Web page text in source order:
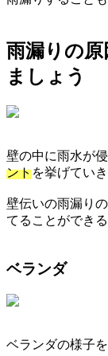
雨漏りの
ましょう
壁の中に雨水が
ントを挙げていき
壁伝いの雨漏り
てることができ
ベランダ
ベランダの様子